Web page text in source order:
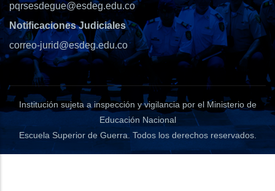
pqrsesdegue@esdeg.edu.co
Notificaciones Judiciales
correo-jurid@esdeg.edu.co
Institución sujeta a inspección y vigilancia por el Ministerio de
Educación Nacional
Escuela Superior de Guerra. Todos los derechos reservados.